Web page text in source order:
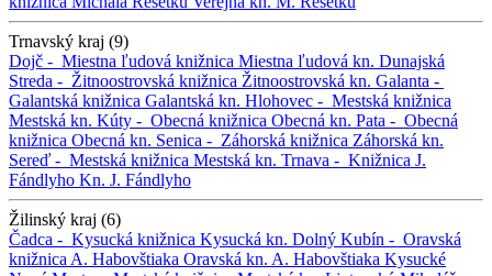
Trnavský kraj (9)
Dojč - Miestna ľudová knižnica Miestna ľudová kn. Dunajská
Streda - Žitnoostrovská knižnica Žitnoostrovská kn. Galanta -
Galantská knižnica Galantská kn. Hlohovec - Mestská knižnica
Mestská kn. Kúty - Obecná knižnica Obecná kn. Pata - Obecná
knižnica Obecná kn. Senica - Záhorská knižnica Záhorská kn.
Sereď - Mestská knižnica Mestská kn. Trnava - Knižnica J.
Fándlyho Kn. J. Fándlyho
Žilinský kraj (6)
Čadca - Kysucká knižnica Kysucká kn. Dolný Kubín - Oravská
knižnica A. Habovštiaka Oravská kn. A. Habovštiaka Kysucké